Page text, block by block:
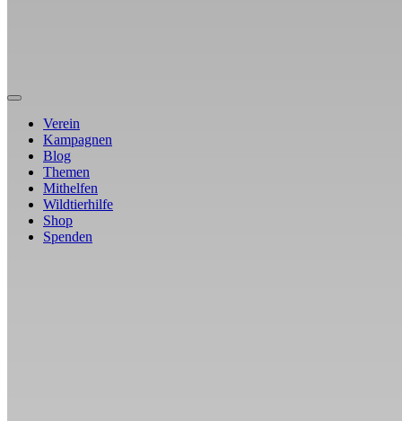
Verein
Kampagnen
Blog
Themen
Mithelfen
Wildtierhilfe
Shop
Spenden